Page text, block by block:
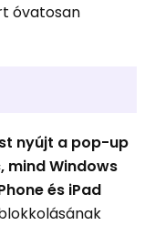
óvatosan
nyújt a pop-up
mind Windows
és iPad